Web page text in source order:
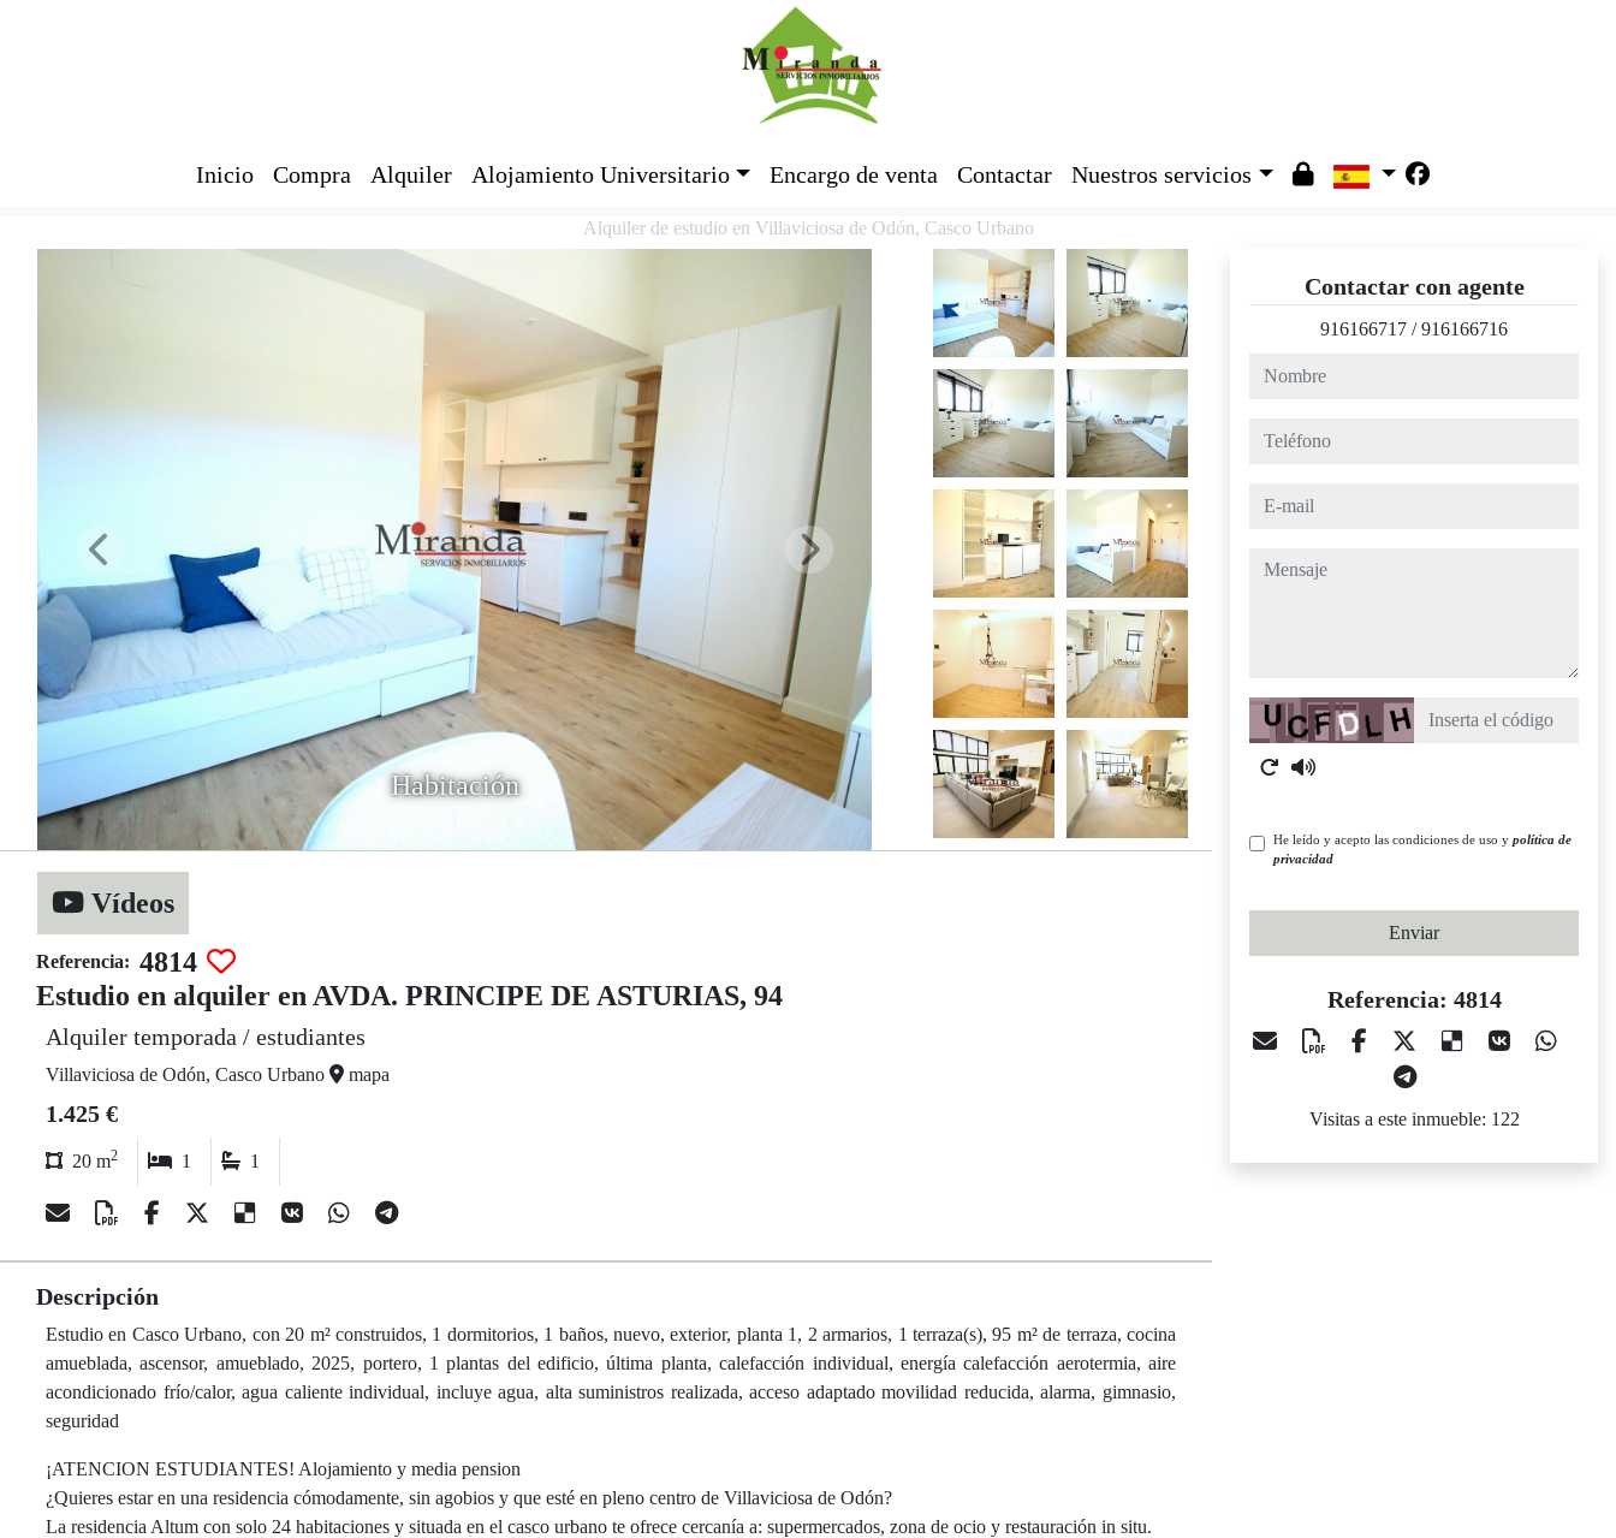
Inicio Compra Alquiler Alojamiento Universitario Encargo de venta Contactar Nuestros servicios
Alquiler de estudio en Villaviciosa de Odón, Casco Urbano
Habitación
Vídeos
Referencia: 4814
Estudio en alquiler en AVDA. PRINCIPE DE ASTURIAS, 94
Alquiler temporada / estudiantes
Villaviciosa de Odón, Casco Urbano mapa
1.425 €
20 m2 1 1
Descripción
Estudio en Casco Urbano, con 20 m² construidos, 1 dormitorios, 1 baños, nuevo, exterior, planta 1, 2 armarios, 1 terraza(s), 95 m² de terraza, cocina
amueblada, ascensor, amueblado, 2025, portero, 1 plantas del edificio, última planta, calefacción individual, energía calefacción aerotermia, aire
acondicionado frío/calor, agua caliente individual, incluye agua, alta suministros realizada, acceso adaptado movilidad reducida, alarma, gimnasio,
seguridad
¡ATENCION ESTUDIANTES! Alojamiento y media pension
¿Quieres estar en una residencia cómodamente, sin agobios y que esté en pleno centro de Villaviciosa de Odón?
La residencia Altum con solo 24 habitaciones y situada en el casco urbano te ofrece cercanía a: supermercados, zona de ocio y restauración in situ.
Contactar con agente
916166717 /916166716
nombre
teléfono
e-mail
mensaje
Captcha
He leído y acepto las condiciones de uso y política de
privacidad
Enviar
Referencia: 4814
Visitas a este inmueble: 122